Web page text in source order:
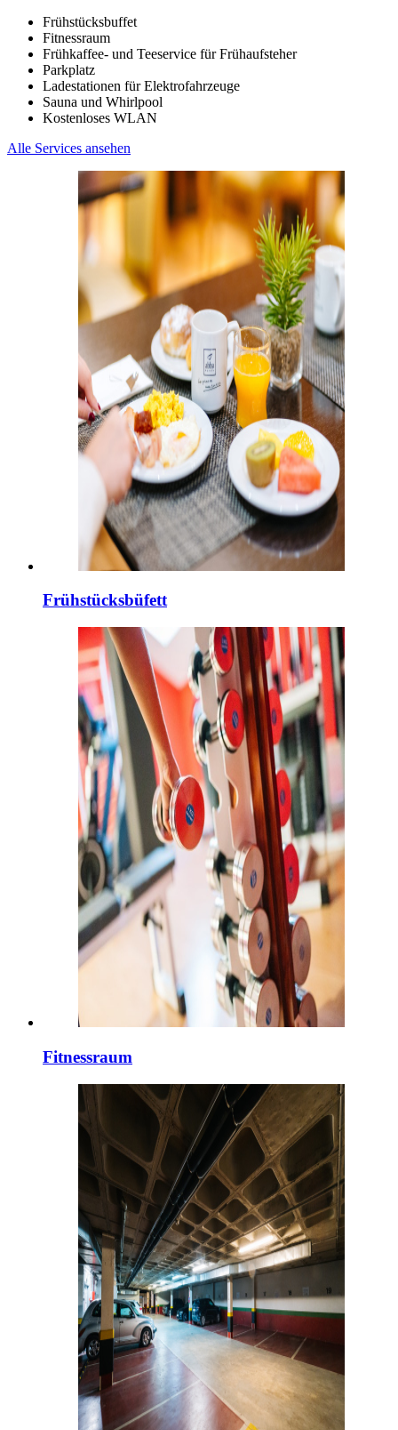
Frühstücksbuffet
Fitnessraum
Frühkaffee- und Teeservice für Frühaufsteher
Parkplatz
Ladestationen für Elektrofahrzeuge
Sauna und Whirlpool
Kostenloses WLAN
Alle Services ansehen
Frühstücksbüfett
Fitnessraum